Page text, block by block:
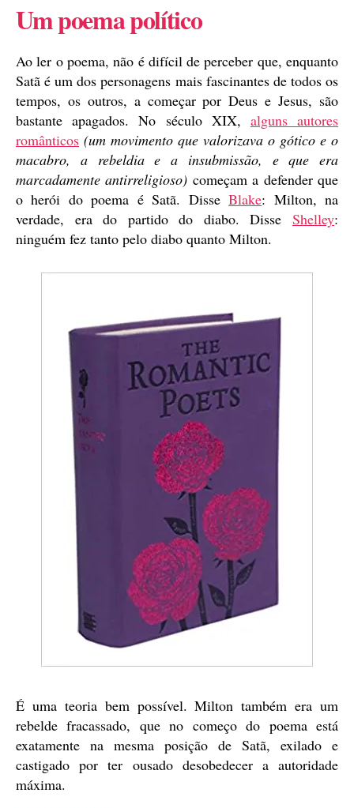
Um poema político
Ao ler o poema, não é difícil de perceber que, enquanto
Satã é um dos personagens mais fascinantes de todos os
tempos, os outros, a começar por Deus e Jesus, são
bastante apagados. No século XIX, alguns autores
românticos (um movimento que valorizava o gótico e o
macabro, a rebeldia e a insubmissão, e que era
marcadamente antirreligioso) começam a defender que
o herói do poema é Satã. DisseBlake: Milton, na
verdade, era do partido do diabo. Disse Shelley:
ninguém fez tanto pelo diabo quanto Milton.
É uma teoria bem possível. Milton também era um
rebelde fracassado, que no começo do poema está
exatamente na mesma posição de Satã, exilado e
castigado por ter ousado desobedecer a autoridade
máxima.